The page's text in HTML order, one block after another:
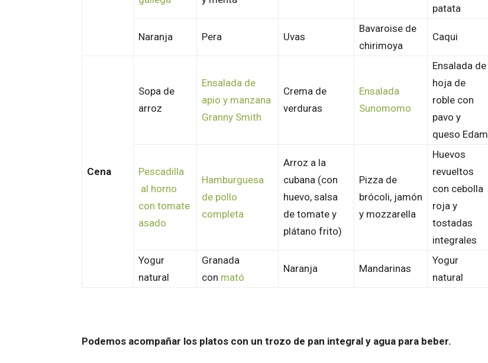
patata
Naranja Pera Uvas
Bavaroise de
chirimoya
Caqui
Cena
Sopa de
arroz
Ensalada de
apio y manzana
Granny Smith
Crema de
verduras
Ensalada
Sunomomo
Ensalada de
hoja de
roble con
pavo y
queso Edam
Pescadilla
al horno
con tomate
asado
Hamburguesa
de pollo
completa
Arroz a la
cubana (con
huevo, salsa
de tomate y
plátano frito)
Pizza de
brócoli, jamón
y mozzarella
Huevos
revueltos
con cebolla
roja y
tostadas
integrales
Yogur
natural
Granada
con mató
Naranja Mandarinas
Yogur
natural
Podemos acompañar los platos con un trozo de pan integral y agua para beber.